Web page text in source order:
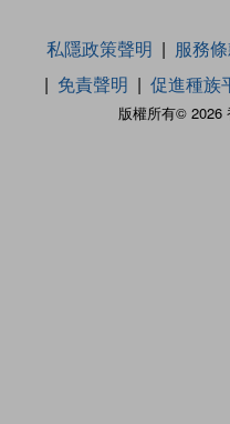
版權所有© 2026
私隱政策聲明 服務
免責聲明
促進種族